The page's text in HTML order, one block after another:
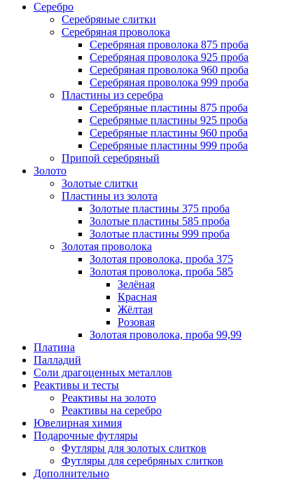
Серебро
Серебряные слитки
Серебряная проволока
Серебряная проволока 875 проба
Серебряная проволока 925 проба
Серебряная проволока 960 проба
Серебряная проволока 999 проба
Пластины из серебра
Серебряные пластины 875 проба
Серебряные пластины 925 проба
Серебряные пластины 960 проба
Серебряные пластины 999 проба
Припой серебряный
Золото
Золотые слитки
Пластины из золота
Золотые пластины 375 проба
Золотые пластины 585 проба
Золотые пластины 999 проба
Золотая проволока
Золотая проволока, проба 375
Золотая проволока, проба 585
Зелёная
Красная
Жёлтая
Розовая
Золотая проволока, проба 99,99
Платина
Палладий
Соли драгоценных металлов
Реактивы и тесты
Реактивы на золото
Реактивы на серебро
Ювелирная химия
Подарочные футляры
Футляры для золотых слитков
Футляры для серебряных слитков
Дополнительно